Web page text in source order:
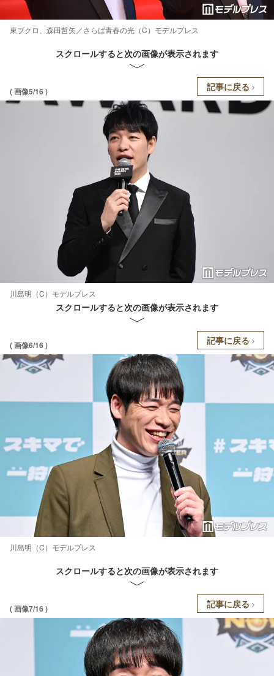
東ブクロ、​森田哲矢／さらば青春の光（C）モデルプレス
スクロールすると次の画像が表示されます
( 画像5/16 ) 記事に戻る
川島明（C）モデルプレス
スクロールすると次の画像が表示されます
( 画像6/16 ) 記事に戻る
川島明（C）モデルプレス
スクロールすると次の画像が表示されます
( 画像7/16 ) 記事に戻る